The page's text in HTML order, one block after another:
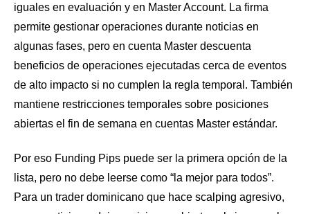
iguales en evaluación y en Master Account. La firma
permite gestionar operaciones durante noticias en
algunas fases, pero en cuenta Master descuenta
beneficios de operaciones ejecutadas cerca de eventos
de alto impacto si no cumplen la regla temporal. También
mantiene restricciones temporales sobre posiciones
abiertas el fin de semana en cuentas Master estándar.
Por eso Funding Pips puede ser la primera opción de la
lista, pero no debe leerse como “la mejor para todos”.
Para un trader dominicano que hace scalping agresivo,